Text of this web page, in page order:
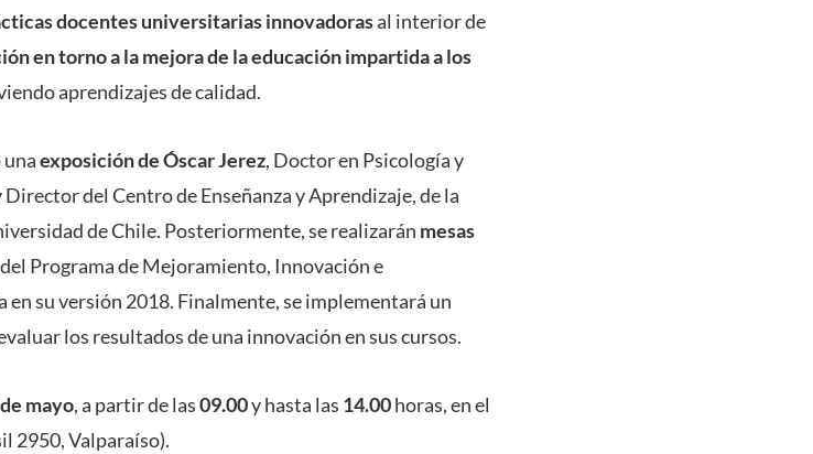
docentes universitarias innovadorasal interior de
en torno a la mejora de la educación impartida a los
aprendizajes de calidad.
exposición deÓscar Jerez, Doctor en Psicología y
del Centro de Enseñanza y Aprendizaje, de la
de Chile. Posteriormente, se realizarán mesas
del Programa de Mejoramiento, Innovación e
su versión 2018. Finalmente, se implementará un
los resultados de una innovación en sus cursos.
mayo, a partir de las09.00y hasta las 14.00horas, en el
2950, Valparaíso).